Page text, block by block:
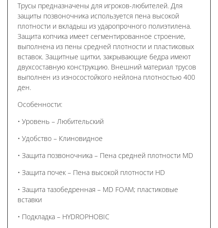
Трусы предназначены для игроков-любителей. Для
защиты позвоночника используется пена высокой
плотности и вкладыш из ударопрочного полиэтилена.
Защита копчика имеет сегментированное строение,
выполнена из пены средней плотности и пластиковых
вставок. Защитные щитки, закрывающие бедра имеют
двухсоставную конструкцию. Внешний материал трусов
выполнен из износостойкого нейлона плотностью 400
ден.
Особенности:
• Уровень – Любительский
• Удобство – Клиновидное
• Защита позвоночника – Пена средней плотности MD
• Защита почек – Пена высокой плотности HD
• Защита тазобедренная – MD FOAM; пластиковые
вставки
• Подкладка – HYDROPHOBIC